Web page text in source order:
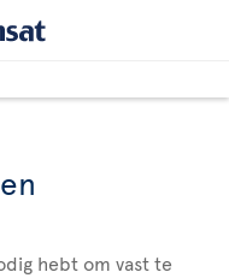
hebt om vast te